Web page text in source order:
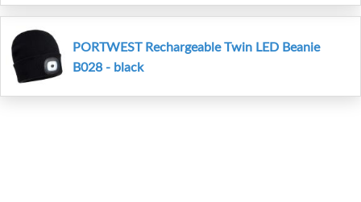
PORTWEST Rechargeable Twin LED Beanie
B028 - black